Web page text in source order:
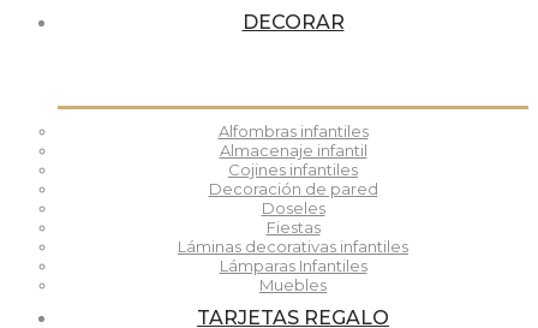
DECORAR
Alfombras infantiles
Almacenaje infantil
Cojines infantiles
Decoración de pared
Doseles
Fiestas
Láminas decorativas infantiles
Lámparas Infantiles
Muebles
TARJETAS REGALO